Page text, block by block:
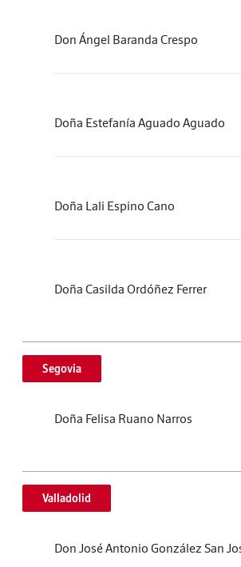
Don Ángel Baranda Crespo
Doña Estefanía Aguado Aguado
Doña Lali Espino Cano
Doña Casilda Ordóñez Ferrer
Segovia
Doña Felisa Ruano Narros
Valladolid
Don José Antonio González San